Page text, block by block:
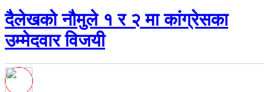
दैलेखको नौमुले १ र २ मा कांग्रेसका
उम्मेदवार विजयी